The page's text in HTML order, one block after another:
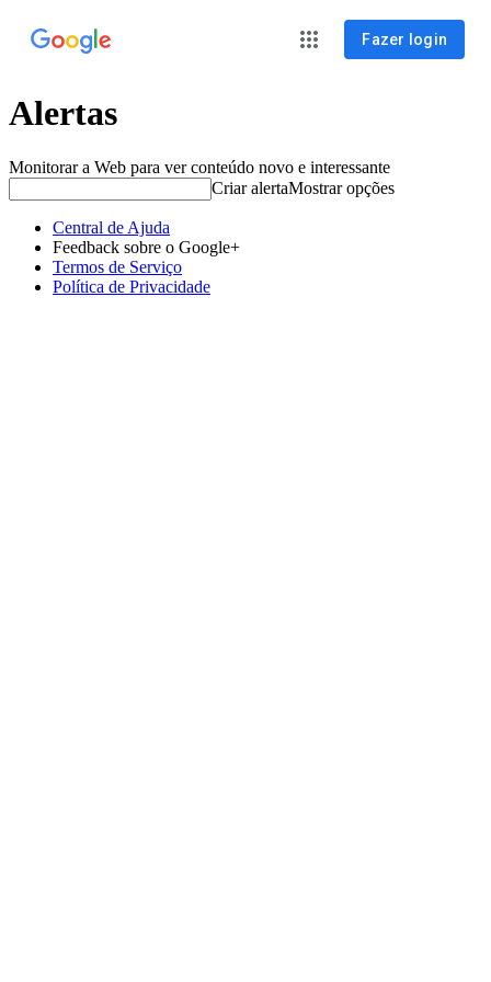
Fazer login
Alertas
Monitorar a Web para ver conteúdo novo e interessante
Criar alertaMostrar opções
Central de Ajuda
Feedback sobre o Google+
Termos de Serviço
Política de Privacidade